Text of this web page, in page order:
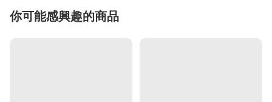
你可能感興趣的商品